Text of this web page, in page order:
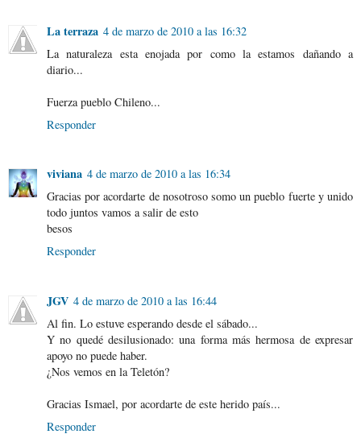
La terraza 4 de marzo de 2010 a las 16:32
La naturaleza esta enojada por como la estamos dañando a
diario...
Fuerza pueblo Chileno...
Responder
viviana 4 de marzo de 2010 a las 16:34
Gracias por acordarte de nosotroso somo un pueblo fuerte y unido
todo juntos vamos a salir de esto
besos
Responder
JGV 4 de marzo de 2010 a las 16:44
Al fin. Lo estuve esperando desde el sábado...
Y no quedé desilusionado: una forma más hermosa de expresar
apoyo no puede haber.
¿Nos vemos en la Teletón?
Gracias Ismael, por acordarte de este herido país...
Responder